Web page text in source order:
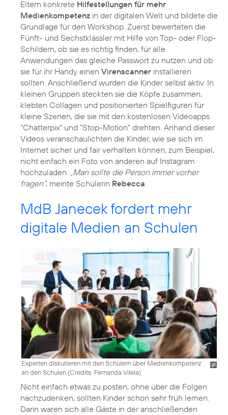
Eltern konkrete Hilfestellungen für mehr
Medienkompetenz in der digitalen Welt und bildete die
Grundlage für den Workshop. Zuerst bewerteten die
Fünft- und Sechstklässler mit Hilfe von Top- oder Flop-
Schildern, ob sie es richtig finden, für alle
Anwendungen das gleiche Passwort zu nutzen und ob
sie für ihr Handy einen Virenscanner installieren
sollten. Anschließend wurden die Kinder selbst aktiv. In
kleinen Gruppen steckten sie die Köpfe zusammen,
klebten Collagen und positionierten Spielfiguren für
kleine Szenen, die sie mit den kostenlosen Videoapps
“Chatterpix” und “Stop-Motion” drehten. Anhand dieser
Videos veranschaulichten die Kinder, wie sie sich im
Internet sicher und fair verhalten können, zum Beispiel,
nicht einfach ein Foto von anderen auf Instagram
hochzuladen. „Man sollte die Person immer vorher
fragen“, meinte Schülerin Rebecca.
MdB Janecek fordert mehr
digitale Medien an Schulen
Experten diskutieren mit den Schülern über Medienkompetenz
an den Schulen (Credits: Fernanda Vilela)
Nicht einfach etwas zu posten, ohne über die Folgen
nachzudenken, sollten Kinder schon sehr früh lernen.
Darin waren sich alle Gäste in der anschließenden